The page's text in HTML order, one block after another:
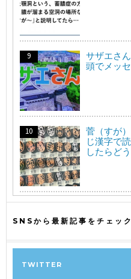
サザエさ
頭でメッ
菅（すが
じ漢字で
したらど
SNSから最新記事をチェック
TWITTER